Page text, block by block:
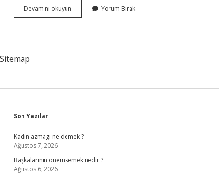
Devamını okuyun Bebeklerde
Sıçrama
Yorum Bırak
Sitemap
Sidebar
Son Yazılar
Kadın azmagı ne demek ?
Ağustos 7, 2026
Başkalarının önemsemek nedir ?
Ağustos 6, 2026